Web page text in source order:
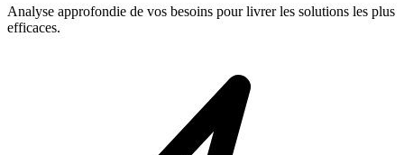
Analyse approfondie de vos besoins pour livrer les solutions les plus
efficaces.